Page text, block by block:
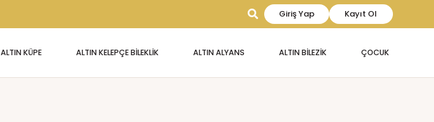
Giriş Yap Kayıt Ol
ALTIN KÜPE ALTIN KELEPÇE BİLEKLİK ALTIN ALYANS ALTIN BİLEZİK ÇOCUK